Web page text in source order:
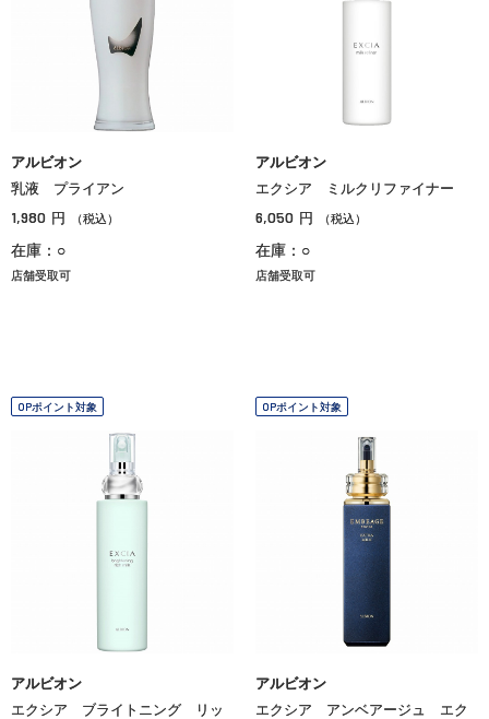
アルビオン
乳液 プライアン
1,980 円 （税込）
在庫：○
店舗受取可
アルビオン
エクシア ミルクリファイナー
6,050 円 （税込）
在庫：○
店舗受取可
OPポイント対象
アルビオン
エクシア ブライトニング リッ
OPポイント対象
アルビオン
エクシア アンベアージュ エク